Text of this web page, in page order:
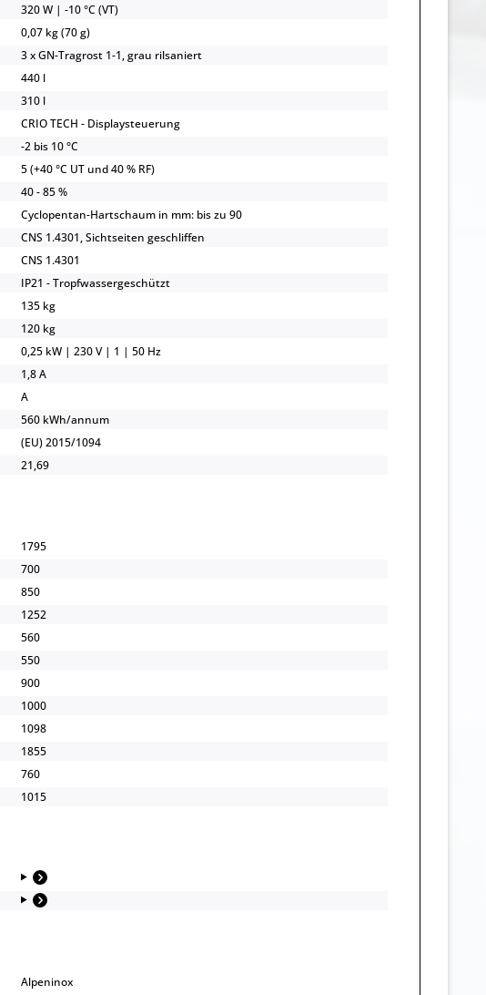
320 W | -10 °C (VT)
0,07 kg (70 g)
3 x GN-Tragrost 1-1, grau rilsaniert
440 l
310 l
CRIO TECH - Displaysteuerung
-2 bis 10 °C
5 (+40 °C UT und 40 % RF)
40 - 85 %
Cyclopentan-Hartschaum in mm: bis zu 90
CNS 1.4301, Sichtseiten geschliffen
CNS 1.4301
IP21 - Tropfwassergeschützt
135 kg
120 kg
0,25 kW | 230 V | 1 | 50 Hz
1,8 A
A
560 kWh/annum
(EU) 2015/1094
21,69
1795
700
850
1252
560
550
900
1000
1098
1855
760
1015
Alpeninox